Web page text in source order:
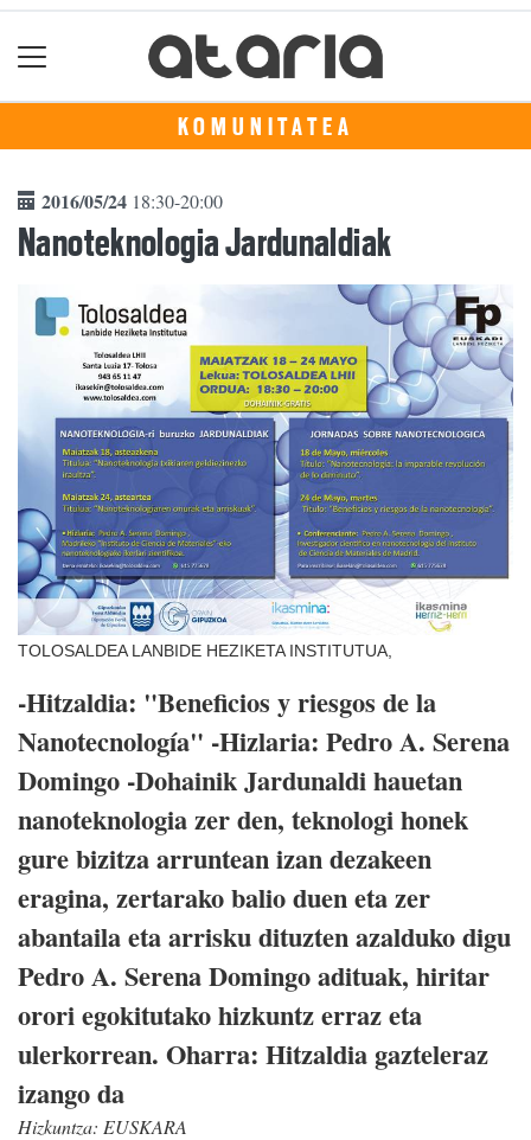
KOMUNITATEA
2016/05/24 18:30-20:00
Nanoteknologia Jardunaldiak
TOLOSALDEA LANBIDE HEZIKETA INSTITUTUA,
-Hitzaldia: "Beneficios y riesgos de la
Nanotecnología" -Hizlaria: Pedro A. Serena
Domingo -Dohainik Jardunaldi hauetan
nanoteknologia zer den, teknologi honek
gure bizitza arruntean izan dezakeen
eragina, zertarako balio duen eta zer
abantaila eta arrisku dituzten azalduko digu
Pedro A. Serena Domingo adituak, hiritar
orori egokitutako hizkuntz erraz eta
ulerkorrean. Oharra: Hitzaldia gazteleraz
izango da
Hizkuntza: EUSKARA